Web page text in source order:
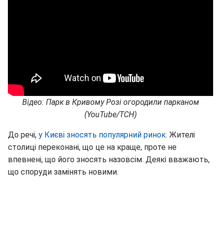
Відео: Парк в Кривому Розі огородили парканом
(YouTube/ТСН)
До речі, у Києві зносять популярний ринок. Жителі
столиці переконані, що це на краще, проте не
впевнені, що його зносять назовсім. Деякі вважають,
що споруди замінять новими.